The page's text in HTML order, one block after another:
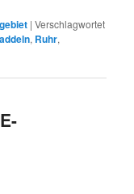
|Verschlagwortet
, Ruhr,